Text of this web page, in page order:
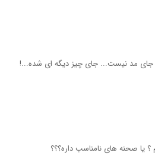
جای مد نیست... جای چیز دیگه ای شده...!